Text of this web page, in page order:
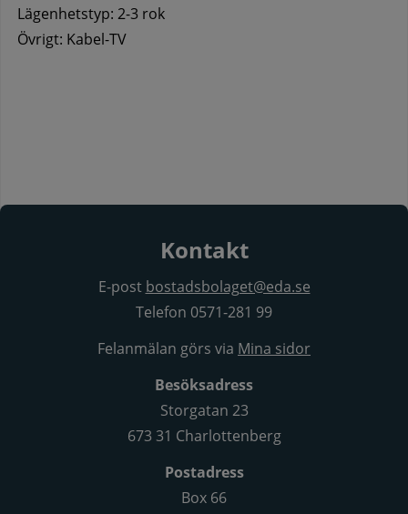
Lägenhetstyp: 2-3 rok
Övrigt: Kabel-TV
Kontakt
E-post bostadsbolaget@eda.se
Telefon 0571-281 99
Felanmälan görs via Mina sidor
Besöksadress
Storgatan 23
673 31 Charlottenberg
Postadress
Box 66